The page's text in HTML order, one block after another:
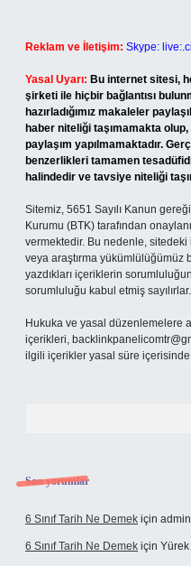
Reklam ve İletişim: Skype:
Yasal Uyarı: Bu internet sitesi,
şirketi ile hiçbir bağlantısı
hazırladığımız makaleler
haber niteliği taşımamakta
paylaşım yapılmamaktadır.
benzerlikleri tamamen
halindedir ve tavsiye niteliği
Sitemiz, 5651 Sayılı Kanun
Kurumu (BTK) tarafından
vermektedir. Bu nedenle,
veya araştırma yükümlülüğümüz
yazdıkları içeriklerin
sorumluluğu kabul etmiş sayılırlar.
Hukuka ve yasal düzenlemelere
içerikleri,
ilgili içerikler yasal süre içerisinde
Son yorumlar
6 Sınıf Tarih Ne Demek için admin
6 Sınıf Tarih Ne Demek için Yürek